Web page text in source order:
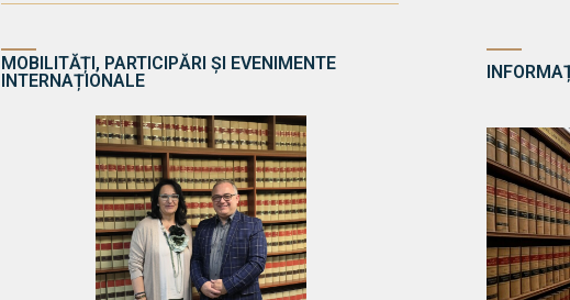
MOBILITĂȚI, PARTICIPĂRI ȘI EVENIMENTE
INTERNAȚIONALE